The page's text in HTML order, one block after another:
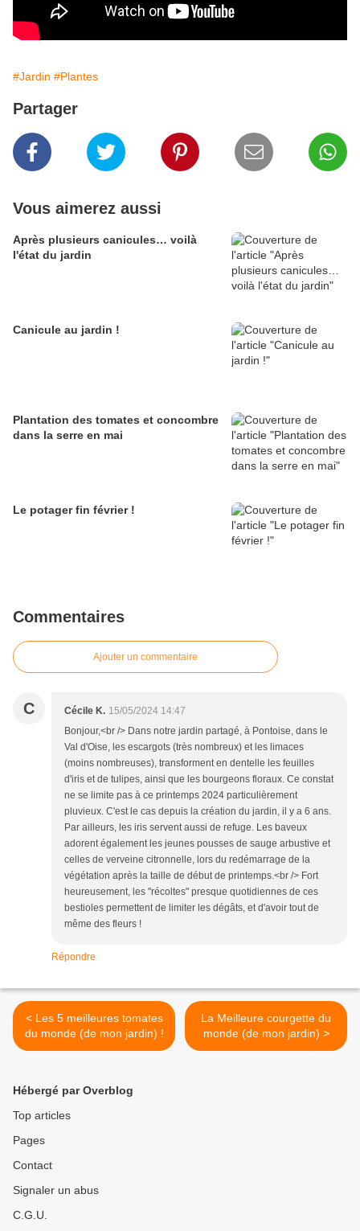
#Jardin #Plantes
Partager
Vous aimerez aussi
Après plusieurs canicules… voilà
l'état du jardin
Canicule au jardin !
Plantation des tomates et concombre
dans la serre en mai
Le potager fin février !
Commentaires
Ajouter un commentaire
C Cécile K. 15/05/2024 14:47
Bonjour,<br /> Dans notre jardin partagé, à Pontoise, dans le
Val d'Oise, les escargots (très nombreux) et les limaces
(moins nombreuses), transforment en dentelle les feuilles
d'iris et de tulipes, ainsi que les bourgeons floraux. Ce constat
ne se limite pas à ce printemps 2024 particulièrement
pluvieux. C'est le cas depuis la création du jardin, il y a 6 ans.
Par ailleurs, les iris servent aussi de refuge. Les baveux
adorent également les jeunes pousses de sauge arbustive et
celles de verveine citronnelle, lors du redémarrage de la
végétation après la taille de début de printemps.<br /> Fort
heureusement, les "récoltes" presque quotidiennes de ces
bestioles permettent de limiter les dégâts, et d'avoir tout de
même des fleurs !
Répondre
< Les 5 meilleures tomates
du monde (de mon jardin) !
La Meilleure courgette du
monde (de mon jardin) >
Hébergé par Overblog
Top articles
Pages
Contact
Signaler un abus
C.G.U.